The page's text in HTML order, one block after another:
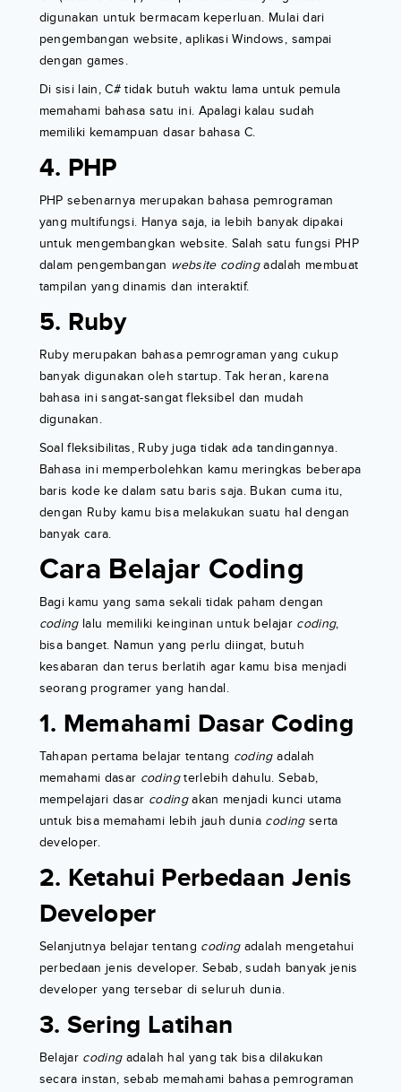
digunakan untuk bermacam keperluan. Mulai dari
pengembangan website, aplikasi Windows, sampai
dengan games.
Di sisi lain, C# tidak butuh waktu lama untuk pemula
memahami bahasa satu ini. Apalagi kalau sudah
memiliki kemampuan dasar bahasa C.
4. PHP
PHP sebenarnya merupakan bahasa pemrograman
yang multifungsi. Hanya saja, ia lebih banyak dipakai
untuk mengembangkan website. Salah satu fungsi PHP
dalam pengembangan website codingadalah membuat
tampilan yang dinamis dan interaktif.
5. Ruby
Ruby merupakan bahasa pemrograman yang cukup
banyak digunakan oleh startup. Tak heran, karena
bahasa ini sangat-sangat fleksibel dan mudah
digunakan.
Soal fleksibilitas, Ruby juga tidak ada tandingannya.
Bahasa ini memperbolehkan kamu meringkas beberapa
baris kode ke dalam satu baris saja. Bukan cuma itu,
dengan Ruby kamu bisa melakukan suatu hal dengan
banyak cara.
Cara Belajar Coding
Bagi kamu yang sama sekali tidak paham dengan
codinglalu memiliki keinginan untuk belajar coding,
bisa banget. Namun yang perlu diingat, butuh
kesabaran dan terus berlatih agar kamu bisa menjadi
seorang programer yang handal.
1. Memahami Dasar Coding
Tahapan pertama belajar tentang codingadalah
memahami dasar codingterlebih dahulu. Sebab,
mempelajari dasar codingakan menjadi kunci utama
untuk bisa memahami lebih jauh dunia codingserta
developer.
2. Ketahui Perbedaan Jenis
Developer
Selanjutnya belajar tentang codingadalah mengetahui
perbedaan jenis developer. Sebab, sudah banyak jenis
developer yang tersebar di seluruh dunia.
3. Sering Latihan
Belajar codingadalah hal yang tak bisa dilakukan
secara instan, sebab memahami bahasa pemrograman